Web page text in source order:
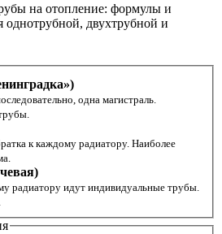
на отопление: формулы и
однотрубной, двухтрубной и
одна магистраль.
к каждому радиатору. Наиболее
схема.
радиатору идут индивидуальные трубы.